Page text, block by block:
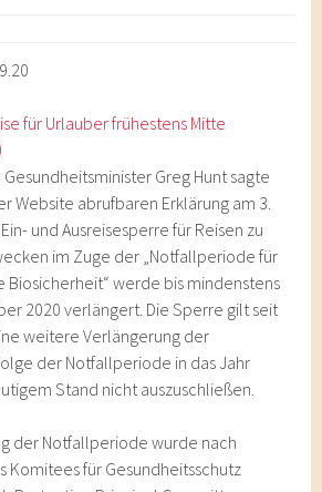
für Urlauber frühestens Mitte
Greg Hunt sagte
Website abrufbaren Erklärung am 3.
und Ausreisesperre für Reisen zu
im Zuge der „Notfallperiode für
Biosicherheit“ werde bis mindenstens
2020 verlängert. Die Sperre gilt seit
weitere Verlängerung der
der Notfallperiode in das Jahr
Stand nicht auszuschließen.
der Notfallperiode wurde nach
Komitees für Gesundheitsschutz